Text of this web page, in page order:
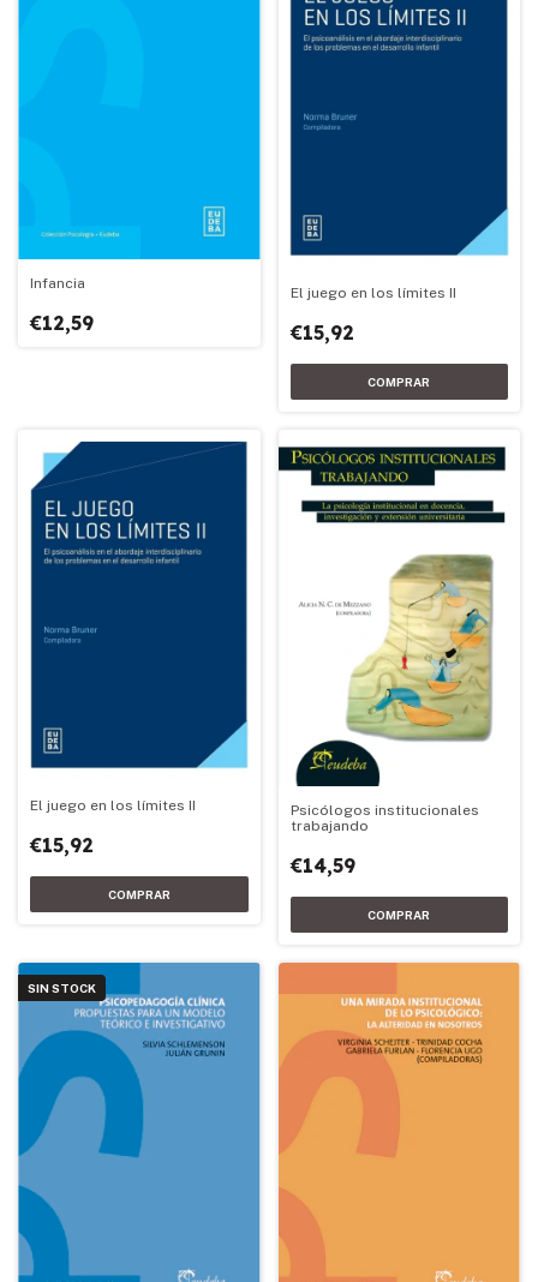
Infancia
€12,59
El juego en los límites II
€15,92
El juego en los límites II
€15,92
Psicólogos institucionales
trabajando
€14,59
SIN STOCK